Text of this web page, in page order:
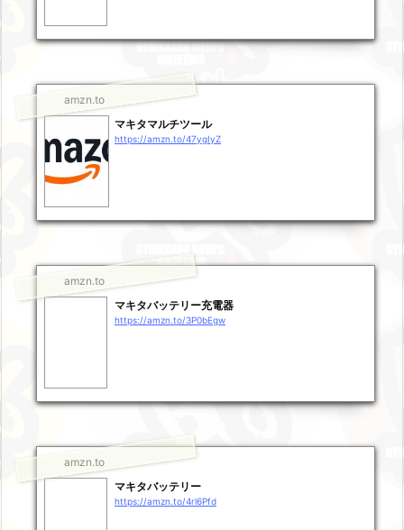
amzn.to
マキタマルチツール
https://amzn.to/47ygIyZ
amzn.to
マキタバッテリー充電器
https://amzn.to/3P0bEgw
amzn.to
マキタバッテリー
https://amzn.to/4rl6Pfd